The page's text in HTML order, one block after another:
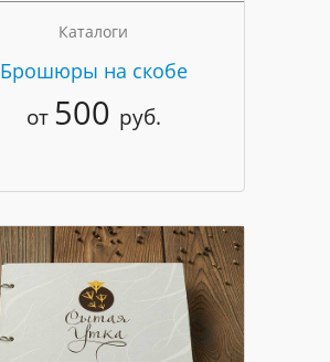
Каталоги
Брошюры на скобе
от 500 руб.